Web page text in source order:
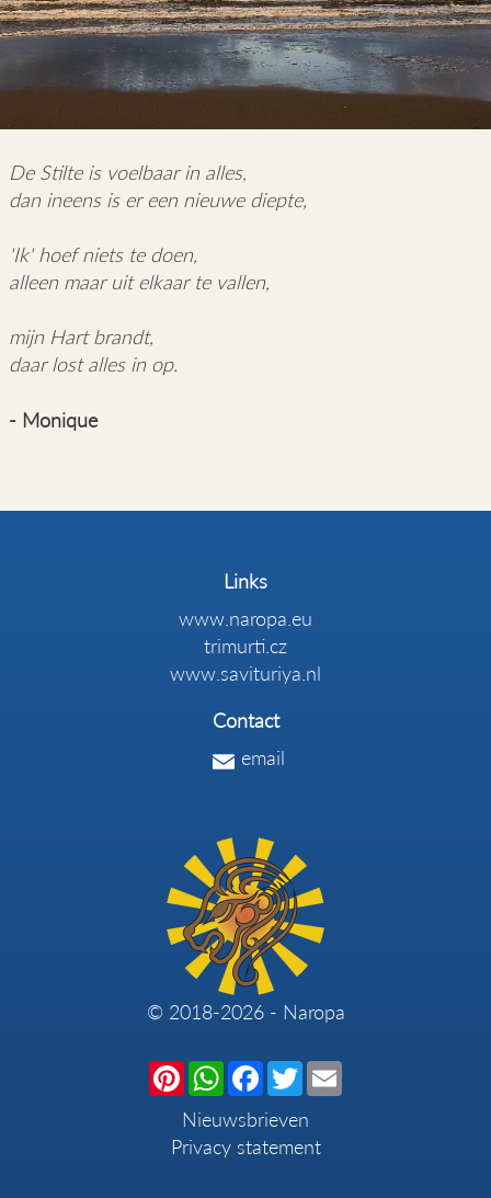
De Stilte is voelbaar in alles,
dan ineens is er een nieuwe diepte,
'Ik' hoef niets te doen,
alleen maar uit elkaar te vallen,
mijn Hart brandt,
daar lost alles in op.
- Monique
Links
www.naropa.eu
trimurti.cz
www.savituriya.nl
Contact
email
© 2018-2026 - Naropa
PinterestWhatsApp
Facebook
Twitter
Nieuwsbrieven
Privacy statement